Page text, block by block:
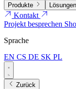
Produkte Lösungen
Kontakt
Projekt besprechen
Sprache
EN CS DE SK PL
Zurück